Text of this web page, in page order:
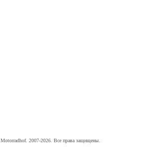
Motorradhof. 2007-2026. Все права защищены.